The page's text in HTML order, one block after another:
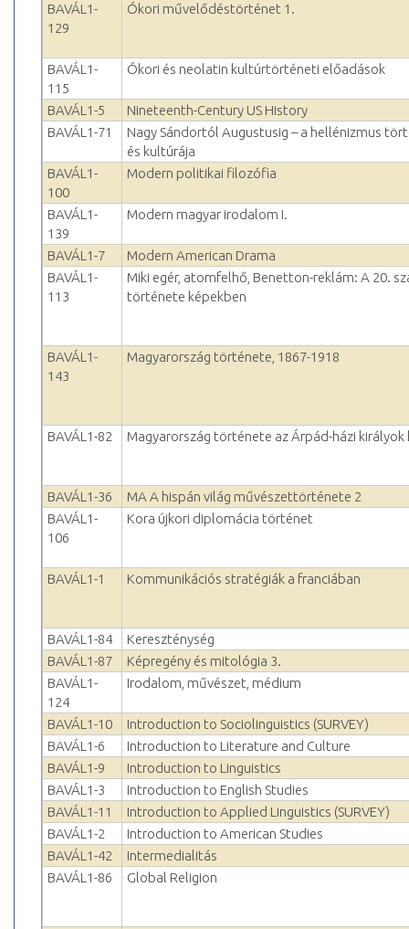
BAVÁL1-
129
Ókori művelődéstörténet 1.
BAVÁL1-
115
Ókori és neolatin kultúrtörténeti előadások
BAVÁL1-5
Nineteenth-Century US History
BAVÁL1-71
Nagy Sándortól Augustusig – a hellénizmus
és kultúrája
BAVÁL1-
100
Modern politikai filozófia
BAVÁL1-
139
Modern magyar irodalom I.
BAVÁL1-7
Modern American Drama
BAVÁL1-
113
Miki egér, atomfelhő, Benetton-reklám: A 20.
története képekben
BAVÁL1-
143
Magyarország története, 1867-1918
BAVÁL1-82 Magyarország története az Árpád-házi királyok
BAVÁL1-36
MA A hispán világ művészettörténete 2
BAVÁL1-
106
Kora újkori diplomácia történet
BAVÁL1-1 Kommunikációs stratégiák a franciában
BAVÁL1-84
Kereszténység
BAVÁL1-87
Képregény és mitológia 3.
BAVÁL1-
124
Irodalom, művészet, médium
BAVÁL1-10
Introduction to Sociolinguistics (SURVEY)
BAVÁL1-6
Introduction to Literature and Culture
BAVÁL1-9
Introduction to Linguistics
BAVÁL1-3
Introduction to English Studies
BAVÁL1-11
Introduction to Applied Linguistics (SURVEY)
BAVÁL1-2
Introduction to American Studies
BAVÁL1-42
Intermedialitás
BAVÁL1-86
Global Religion